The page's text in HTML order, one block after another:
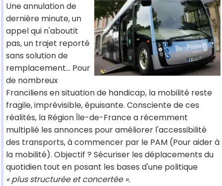
Une annulation de
dernière minute, un
appel qui n'aboutit
pas, un trajet reporté
sans solution de
remplacement... Pour
de nombreux
Franciliens en situation de handicap, la mobilité reste
fragile, imprévisible, épuisante. Consciente de ces
réalités, la Région Île-de-France a récemment
multiplié les annonces pour améliorer l'accessibilité
des transports, à commencer par le PAM (Pour aider à
la mobilité). Objectif ? Sécuriser les déplacements du
quotidien tout en posant les bases d'une politique
« plus structurée et concertée ».